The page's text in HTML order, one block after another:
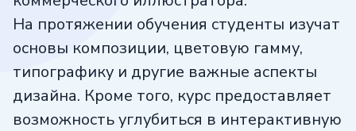
На протяжении обучения студенты изучат
основы композиции, цветовую гамму,
типографику и другие важные аспекты
дизайна. Кроме того, курс предоставляет
возможность углубиться в интерактивную